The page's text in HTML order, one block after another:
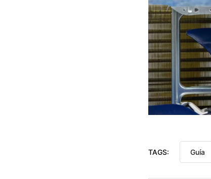
TAGS: Guía